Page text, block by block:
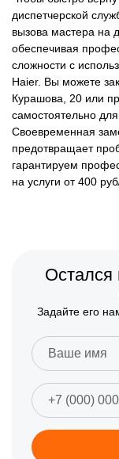
диспетчерской
вызова мастера на
обеспечивая
сложности с
Haier. Вы можете
Курашова, 20 или
самостоятельно
Своевременная
предотвращает
гарантируем
на услуги от 400
Остался
Задайте его